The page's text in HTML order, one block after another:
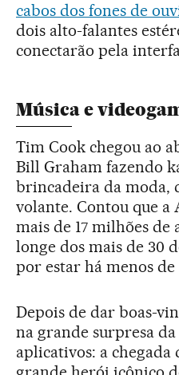
cabos dos fones de
dois alto-falantes
conectarão pela
Música e
Tim Cook chegou ao
Bill Graham fazendo
brincadeira da moda,
volante. Contou que a
mais de 17 milhões de
longe dos mais de 30
por estar há menos
Depois de dar boas-
na grande surpresa
aplicativos: a chegada